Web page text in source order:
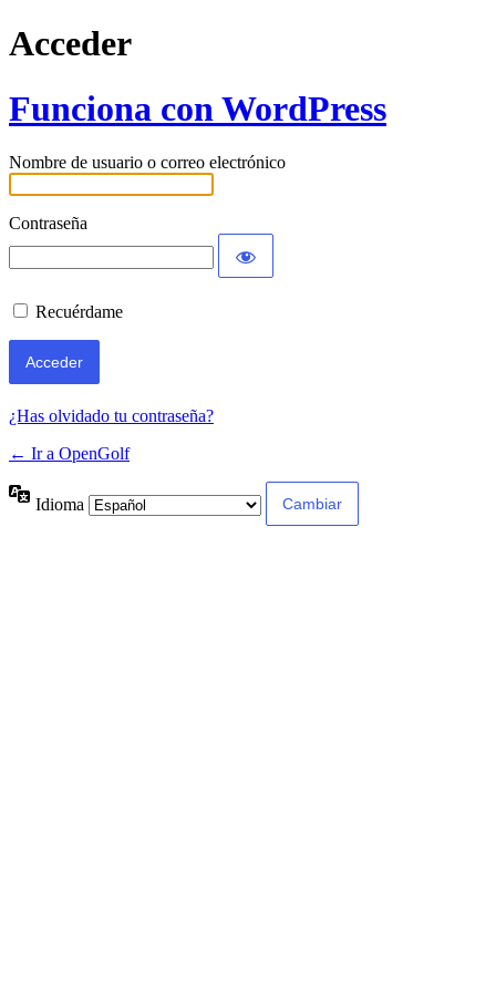
Acceder
Funciona con WordPress
Nombre de usuario o correo electrónico
Contraseña
Recuérdame
¿Has olvidado tu contraseña?
← Ir a OpenGolf
Idioma